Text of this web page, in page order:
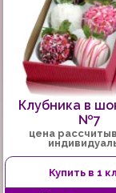
Клубника в
№7
цена
Купить в 1